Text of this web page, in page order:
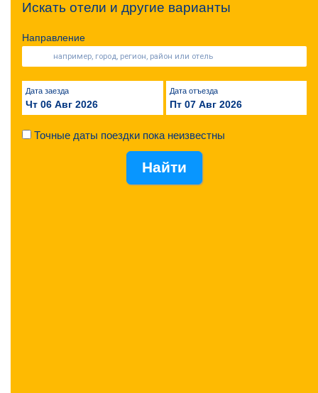
Искать отели и другие варианты
Направление
Дата заезда
Чт 06 Авг 2026
Дата отъезда
Пт 07 Авг 2026
Точные даты поездки пока неизвестны